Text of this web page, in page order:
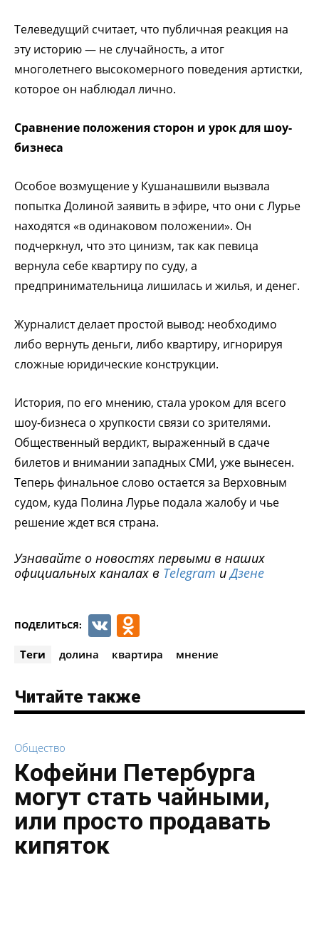
Телеведущий считает, что публичная реакция на
эту историю — не случайность, а итог
многолетнего высокомерного поведения артистки,
которое он наблюдал лично.
Сравнение положения сторон и урок для шоу-
бизнеса
Особое возмущение у Кушанашвили вызвала
попытка Долиной заявить в эфире, что они с Лурье
находятся «в одинаковом положении». Он
подчеркнул, что это цинизм, так как певица
вернула себе квартиру по суду, а
предпринимательница лишилась и жилья, и денег.
Журналист делает простой вывод: необходимо
либо вернуть деньги, либо квартиру, игнорируя
сложные юридические конструкции.
История, по его мнению, стала уроком для всего
шоу-бизнеса о хрупкости связи со зрителями.
Общественный вердикт, выраженный в сдаче
билетов и внимании западных СМИ, уже вынесен.
Теперь финальное слово остается за Верховным
судом, куда Полина Лурье подала жалобу и чье
решение ждет вся страна.
Узнавайте о новостях первыми в наших
официальных каналах в Telegram иДзене
ПОДЕЛИТЬСЯ: VK
Теги долина квартира мнение
Читайте также
Общество
Кофейни Петербурга
могут стать чайными,
или просто продавать
кипяток